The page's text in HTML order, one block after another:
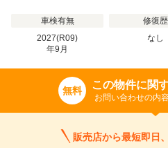
車検有無
2027(R09)
年9 月
修復歴
なし
無料 この物件に関
お問い合わせの内
販売店から最短即日